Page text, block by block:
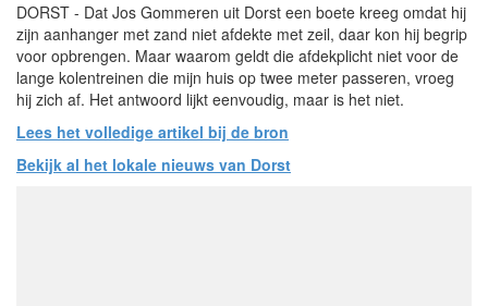
DORST - Dat Jos Gommeren uit Dorst een boete kreeg omdat hij
zijn aanhanger met zand niet afdekte met zeil, daar kon hij begrip
voor opbrengen. Maar waarom geldt die afdekplicht niet voor de
lange kolentreinen die mijn huis op twee meter passeren, vroeg
hij zich af. Het antwoord lijkt eenvoudig, maar is het niet.
Lees het volledige artikel bij de bron
Bekijk al het lokale nieuws van Dorst